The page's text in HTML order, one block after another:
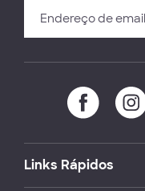
Links Rápidos